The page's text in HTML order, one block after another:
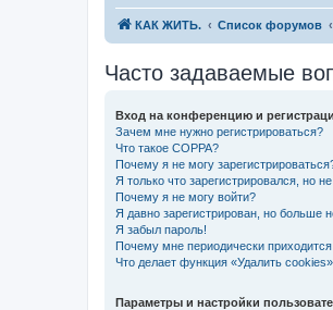
КАК ЖИТЬ. Список форумов
Часто задаваемые
Вход на конференцию и
Зачем мне нужно регистрироваться?
Что такое COPPA?
Почему я не могу
Я только что зарегистрировался, но
Почему я не могу войти?
Я давно зарегистрирован, но больше
Я забыл пароль!
Почему мне периодически
Что делает функция «Удалить
Параметры и настройки